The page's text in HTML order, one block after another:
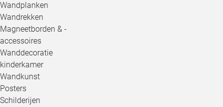
Wandplanken
Wandrekken
Magneetborden & -
accessoires
Wanddecoratie
kinderkamer
Wandkunst
Posters
Schilderijen